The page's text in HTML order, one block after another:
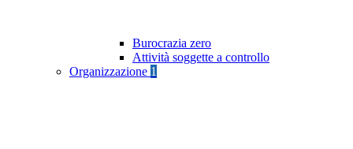
Burocrazia zero
Attività soggette a controllo
Organizzazione 1